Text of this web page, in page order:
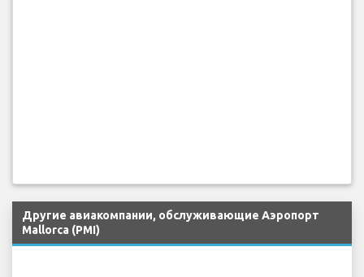
Другие авиакомпании, обслуживающие Аэропорт
Mallorca (PMI)